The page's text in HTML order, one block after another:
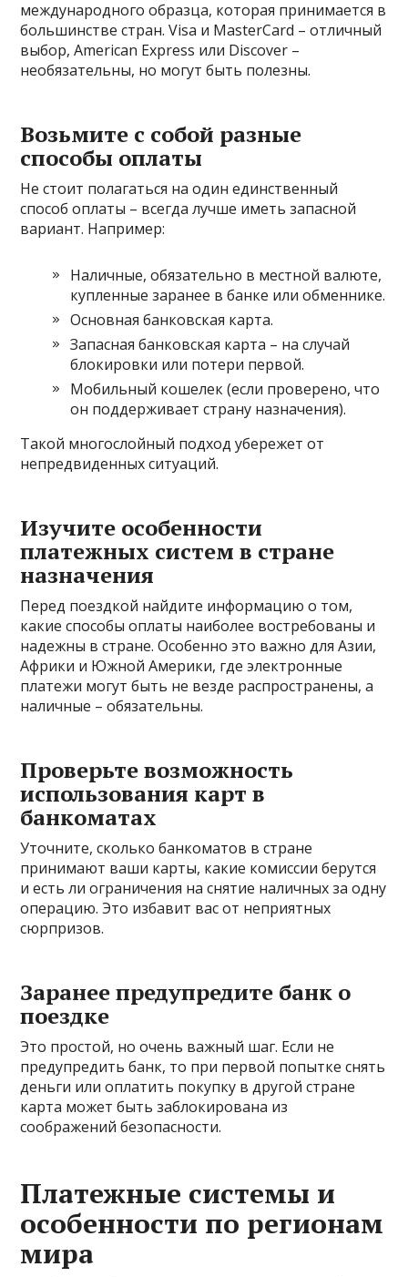
международного образца, которая принимается в
большинстве стран. Visa и MasterCard – отличный
выбор, American Express или Discover –
необязательны, но могут быть полезны.
Возьмите с собой разные
способы оплаты
Не стоит полагаться на один единственный
способ оплаты – всегда лучше иметь запасной
вариант. Например:
Наличные, обязательно в местной валюте,
купленные заранее в банке или обменнике.
Основная банковская карта.
Запасная банковская карта – на случай
блокировки или потери первой.
Мобильный кошелек (если проверено, что
он поддерживает страну назначения).
Такой многослойный подход убережет от
непредвиденных ситуаций.
Изучите особенности
платежных систем в стране
назначения
Перед поездкой найдите информацию о том,
какие способы оплаты наиболее востребованы и
надежны в стране. Особенно это важно для Азии,
Африки и Южной Америки, где электронные
платежи могут быть не везде распространены, а
наличные – обязательны.
Проверьте возможность
использования карт в
банкоматах
Уточните, сколько банкоматов в стране
принимают ваши карты, какие комиссии берутся
и есть ли ограничения на снятие наличных за одну
операцию. Это избавит вас от неприятных
сюрпризов.
Заранее предупредите банк о
поездке
Это простой, но очень важный шаг. Если не
предупредить банк, то при первой попытке снять
деньги или оплатить покупку в другой стране
карта может быть заблокирована из
соображений безопасности.
Платежные системы и
особенности по регионам
мира